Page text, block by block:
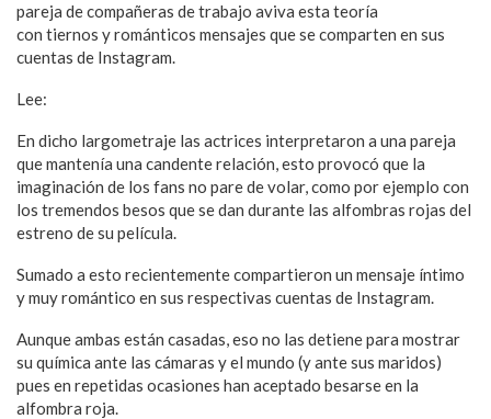
pareja de compañeras de trabajo aviva esta teoría
con tiernos y románticos mensajes que se comparten en sus
cuentas de Instagram.
Lee:
En dicho largometraje las actrices interpretaron a una pareja
que mantenía una candente relación, esto provocó que la
imaginación de los fans no pare de volar, como por ejemplo con
los tremendos besos que se dan durante las alfombras rojas del
estreno de su película.
Sumado a esto recientemente compartieron un mensaje íntimo
y muy romántico en sus respectivas cuentas de Instagram.
Aunque ambas están casadas, eso no las detiene para mostrar
su química ante las cámaras y el mundo (y ante sus maridos)
pues en repetidas ocasiones han aceptado besarse en la
alfombra roja.